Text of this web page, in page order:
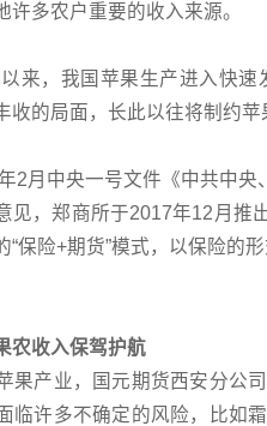
许多农户重要的收入来源。
来，我国苹果生产进入快
收的局面，长此以往将制约苹
2月中央一号文件《中共中
见，郑商所于2017年12月推
“保险+期货”模式，以保险的
农收入保驾护航
果产业，国元期货西安分公
临许多不确定的风险，比如